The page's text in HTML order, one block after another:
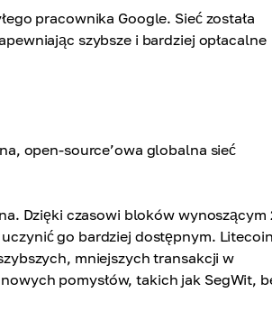
pracownika Google. Sieć została
szybsze i bardziej opłacalne
open-source’owa globalna sieć
Dzięki czasowi bloków wynoszącym
go bardziej dostępnym. Litecoin
mniejszych transakcji w
pomysłów, takich jak SegWit,